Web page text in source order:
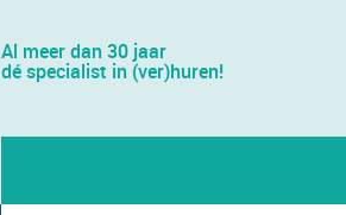
Al meer dan 30 jaar
dé specialist in (ver)huren!